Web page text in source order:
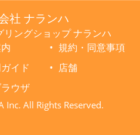
社 ナランハ
リングショップ ナランハ
規約・同意事項
イド
店舗
ウザ
Inc. All Rights Reserved.